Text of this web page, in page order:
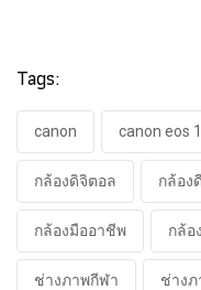
Tags:
canon canon eos
กล้องดิจิตอล กล้อง
กล้องมืออาชีพ กล้อ
ช่างภาพกีฬา ช่าง